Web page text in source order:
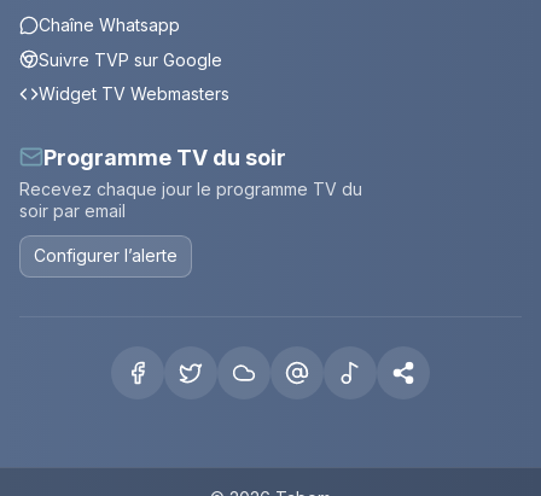
Chaîne Whatsapp
Suivre TVP sur Google
Widget TV Webmasters
Programme TV du soir
Recevez chaque jour le programme TV du
soir par email
Configurer l’alerte